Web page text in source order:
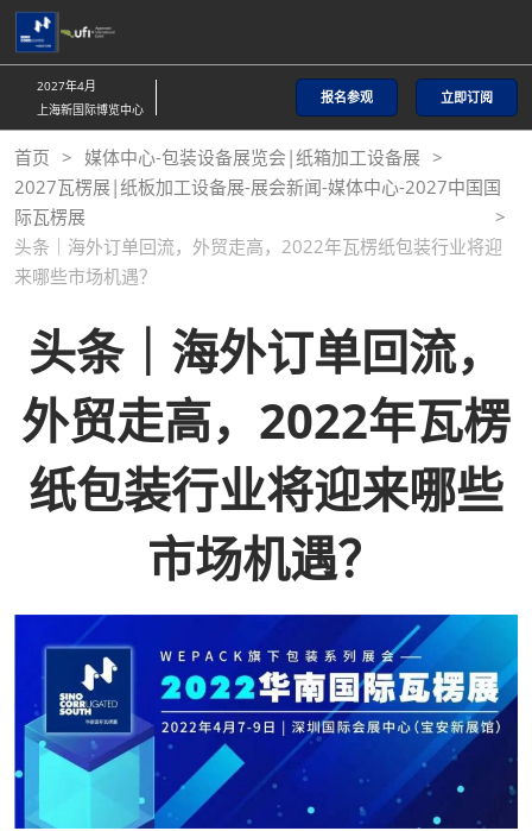
直
接
跳
至
内
容
2027年4月
上海新国际博览中心
报名参观 立即订阅
首页
媒体中心-包装设备展览会|纸箱加工设备展
2027瓦楞展|纸板加工设备展-展会新闻-媒体中心-2027中国国
际瓦楞展
头条｜海外订单回流，外贸走高，2022年瓦楞纸包装行业将迎
来哪些市场机遇？
头条｜海外订单回流，
外贸走高，2022年瓦楞
纸包装行业将迎来哪些
市场机遇？